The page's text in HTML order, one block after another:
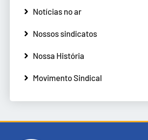
Notícias no ar
Nossos sindicatos
Nossa História
Movimento Sindical